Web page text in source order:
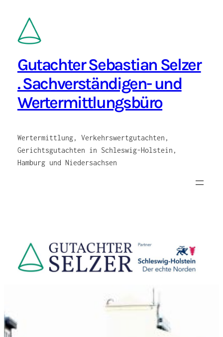
Inhalt
springen
Gutachter Sebastian Selzer
. Sachverständigen- und
Wertermittlungsbüro
Wertermittlung, Verkehrswertgutachten,
Gerichtsgutachten in Schleswig-Holstein,
Hamburg und Niedersachsen